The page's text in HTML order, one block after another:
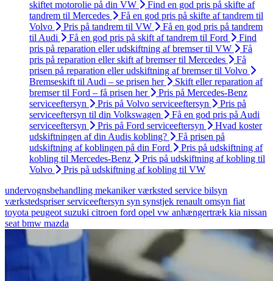
skiftet motorolie på din VW
Find en god pris på skifte af
tandrem til Mercedes
Få en god pris på skifte af tandrem til
Volvo
Pris på tandrem til VW
Få en god pris på tandrem
til Audi
Få en god pris på skift af tandrem til Ford
Find
pris på reparation eller udskiftning af bremser til VW
Få
pris på reparation eller skift af bremser til Mercedes
Få
prisen på reparation eller udskiftning af bremser til Volvo
Bremseskift til Audi – se prisen her
Skift eller reparation af
bremser til Ford – få prisen her
Pris på Mercedes-Benz
serviceeftersyn
Pris på Volvo serviceeftersyn
Pris på
serviceeftersyn til din Volkswagen
Få en god pris på Audi
serviceeftersyn
Pris på Ford serviceeftersyn
Hvad koster
udskiftningen af din Audis kobling?
Få prisen på
udskiftning af koblingen på din Ford
Pris på udskiftning af
kobling til Mercedes-Benz
Pris på udskiftning af kobling til
Volvo
Pris på udskiftning af kobling til VW
undervognsbehandling mekanikerværksted service bilsyn
værkstedspriserserviceeftersyn syn synstjek renault omsyn fiat
toyota peugeot suzuki citroen ford opel vw anhængertræk kia nissan
seat bmw mazda